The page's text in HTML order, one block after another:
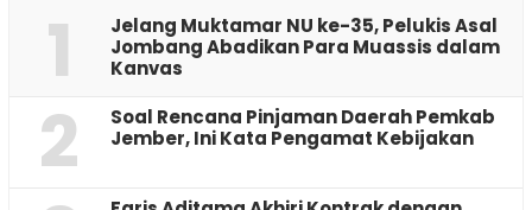
1
Jelang Muktamar NU ke-35, Pelukis Asal
Jombang Abadikan Para Muassis dalam
Kanvas
2
‎Soal Rencana Pinjaman Daerah Pemkab
Jember, Ini Kata Pengamat Kebijakan ‎